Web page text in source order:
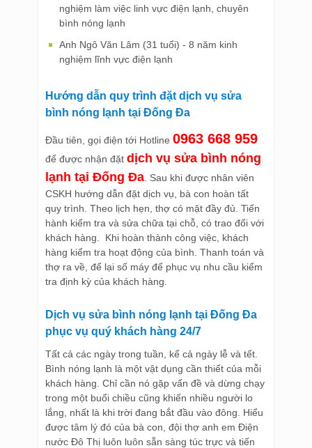
nghiệm làm việc linh vực điện lạnh, chuyên
bình nóng lạnh
Anh Ngô Văn Lâm (31 tuổi) - 8 năm kinh
nghiệm lĩnh vực điện lạnh
Hướng dẫn quy trình đặt dịch vụ sửa
bình nóng lạnh tại Đống Đa
Đầu tiên, gọi điện tới Hotline 0963 668 959
để được nhận đặt dịch vụ sửa bình nóng
lạnh tại Đống Đa . Sau khi được nhân viên
CSKH hướng dẫn đặt dịch vụ, bà con hoàn tất
quy trình. Theo lịch hẹn, thợ có mặt đầy đủ. Tiến
hành kiểm tra và sửa chữa tại chỗ, có trao đổi với
khách hàng. Khi hoàn thành công việc, khách
hàng kiểm tra hoạt động của bình. Thanh toán và
thợ ra về, để lại số máy để phục vụ nhu cầu kiểm
tra định kỳ của khách hàng.
Dịch vụ sửa bình nóng lạnh tại Đống Đa
phục vụ quý khách hàng 24/7
Tất cả các ngày trong tuần, kể cả ngày lễ và tết.
Bình nóng lạnh là một vật dụng cần thiết của mỗi
khách hàng. Chỉ cần nó gặp vấn đề và dừng chạy
trong một buổi chiều cũng khiến nhiều người lo
lắng, nhất là khi trời đang bắt đầu vào đông. Hiểu
được tâm lý đó của bà con, đội thợ anh em Điện
nước Đô Thị luôn luôn sẵn sàng túc trực và tiến